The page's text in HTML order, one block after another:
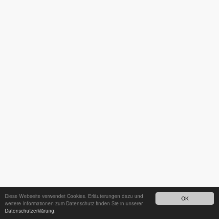
OK
Diese Webseite verwendet Cookies. Erläuterungen dazu und
weitere Informationen zum Datenschutz finden Sie in unserer
Datenschutzerklärung.24h - Bereitschaftsdienst unter